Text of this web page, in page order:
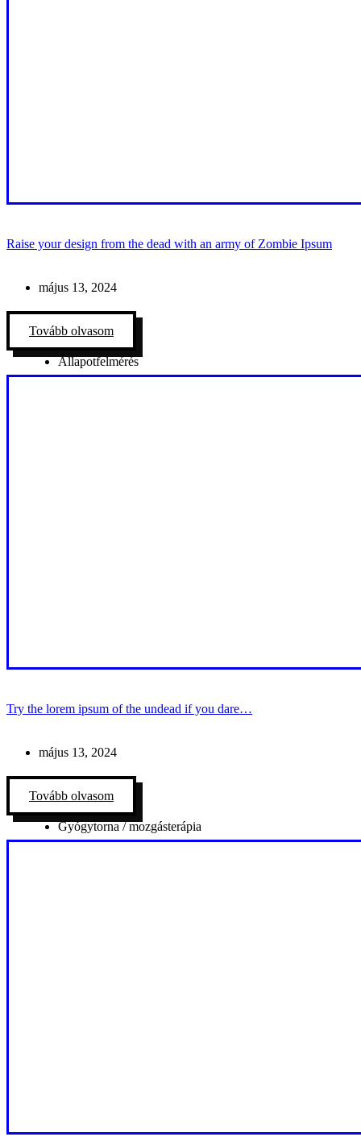
Raise your design from the dead with an army of Zombie Ipsum
május 13, 2024
Tovább olvasom
Állapotfelmérés
Try the lorem ipsum of the undead if you dare…
május 13, 2024
Tovább olvasom
Gyógytorna / mozgásterápia